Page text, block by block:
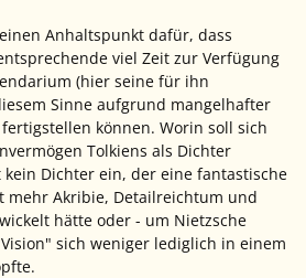
Anhaltspunkt dafür, dass
viel Zeit zur Verfügung
(hier seine für ihn
Sinne aufgrund mangelhafter
können. Worin soll sich
Tolkiens als Dichter
Dichter ein, der eine fantastische
mehr Akribie, Detailreichtum und
hätte oder - um Nietzsche
sich weniger lediglich in einem